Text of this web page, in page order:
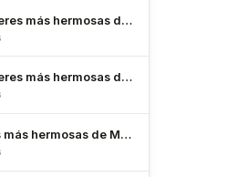
más hermosas de Colombia
más hermosas de España
hermosas de México